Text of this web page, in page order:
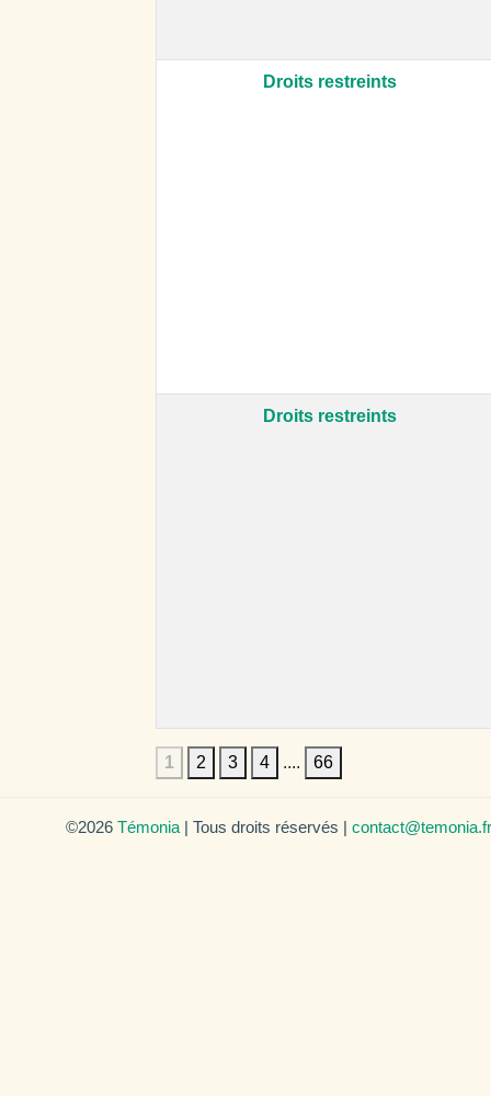
Droits restreints
Droits restreints
1 2 3 4 .... 66
©2026 Témonia | Tous droits réservés | contact@temonia.fr